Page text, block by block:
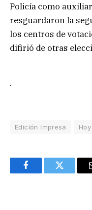
Policía como
resguardaron la
los centros de
difirió de otras
.
Edición Impresa Hoy
FacebookTwitter